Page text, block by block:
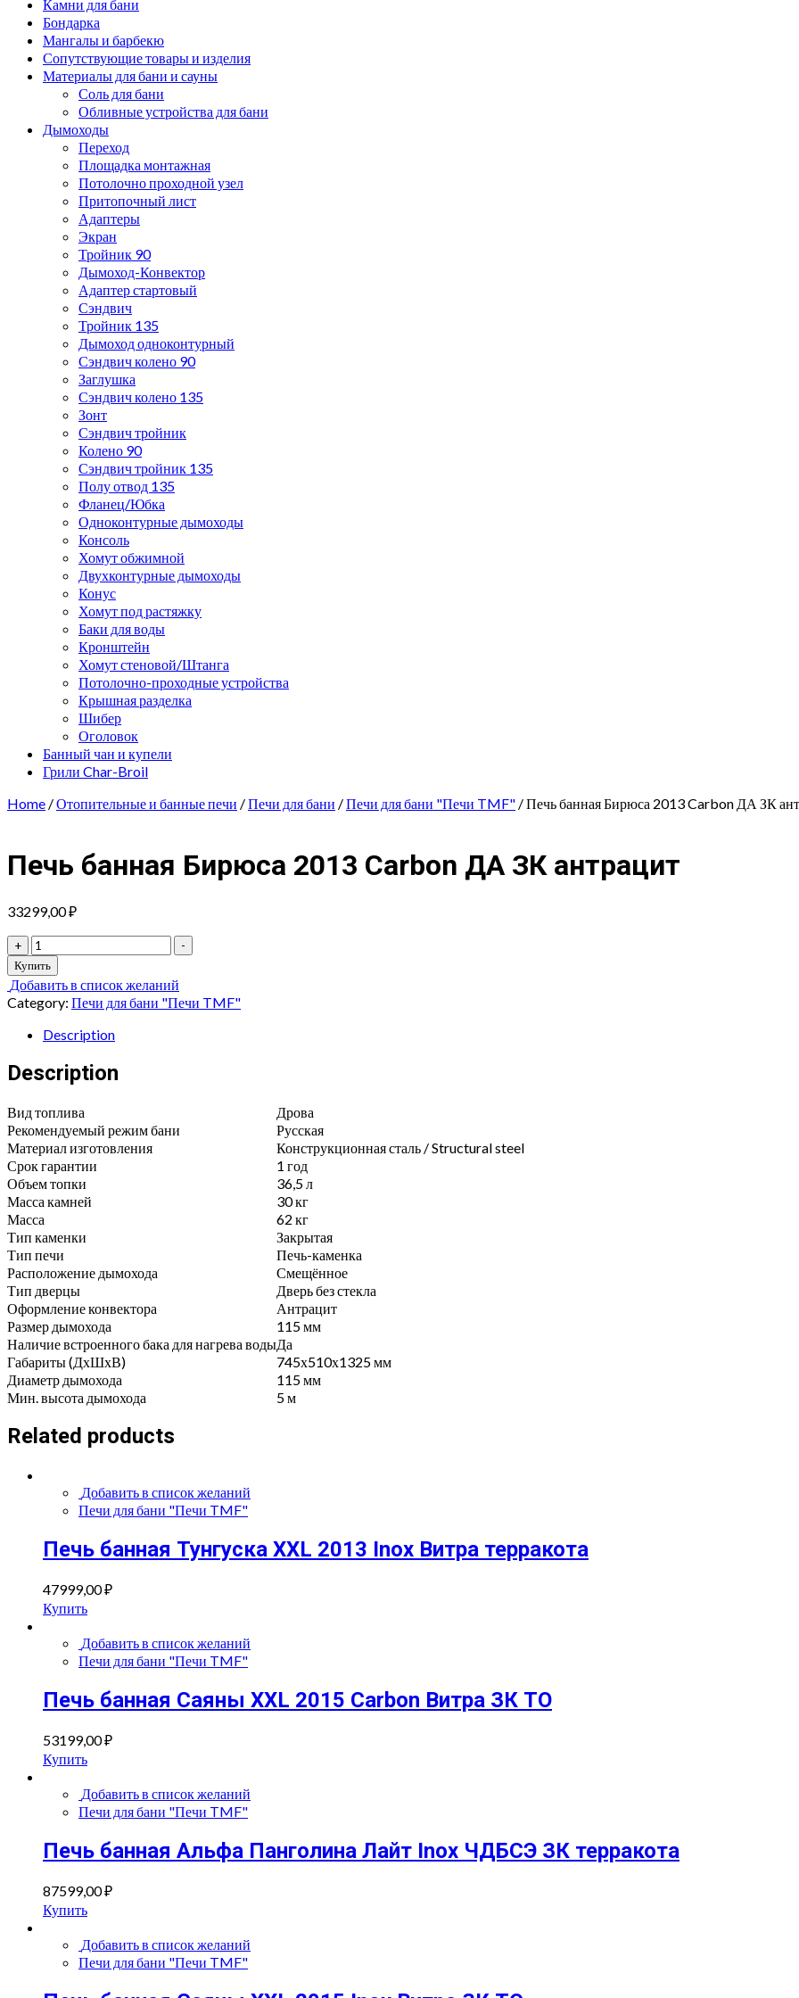
Камни для бани
Бондарка
Мангалы и барбекю
Сопутствующие товары и изделия
Материалы для бани и сауны
Соль для бани
Обливные устройства для бани
Дымоходы
Переход
Площадка монтажная
Потолочно проходной узел
Притопочный лист
Адаптеры
Экран
Тройник 90
Дымоход-Конвектор
Адаптер стартовый
Сэндвич
Тройник 135
Дымоход одноконтурный
Сэндвич колено 90
Заглушка
Сэндвич колено 135
Зонт
Сэндвич тройник
Колено 90
Сэндвич тройник 135
Полу отвод 135
Фланец/Юбка
Одноконтурные дымоходы
Консоль
Хомут обжимной
Двухконтурные дымоходы
Конус
Хомут под растяжку
Баки для воды
Кронштейн
Хомут стеновой/Штанга
Потолочно-проходные устройства
Крышная разделка
Шибер
Оголовок
Банный чан и купели
Грили Char-Broil
Home /Отопительные и банные печи /Печи для бани /Печи для бани "Печи TMF" / Печь банная Бирюса 2013 Carbon ДА ЗК
Печь банная Бирюса 2013 Carbon ДА ЗК антрацит
33299,00₽
+
Печь
банная
Бирюса
2013
Carbon
ДА
антрацит
quantity
-
Купить
Добавить в список желаний
Category: Печи для бани "Печи TMF"
Description
Description
Вид топлива
Дрова
Рекомендуемый режим бани
Русская
Материал изготовления
Конструкционная сталь / Structural steel
Срок гарантии
1 год
Объем топки
36,5 л
Масса камней
30 кг
Масса
62 кг
Тип каменки
Закрытая
Тип печи
Печь-каменка
Расположение дымохода
Смещённое
Тип дверцы
Дверь без стекла
Оформление конвектора
Антрацит
Размер дымохода
115 мм
Наличие встроенного бака для нагрева водыДа
Габариты (ДхШхВ)
745х510х1325 мм
Диаметр дымохода
115 мм
Мин. высота дымохода
5 м
Related products
Добавить в список желаний
Печи для бани "Печи TMF"
Печь банная Тунгуска XXL 2013 Inox Витра терракота
47999,00₽
Купить
Добавить в список желаний
Печи для бани "Печи TMF"
Печь банная Саяны XXL 2015 Carbon Витра ЗК ТО
53199,00₽
Купить
Добавить в список желаний
Печи для бани "Печи TMF"
Печь банная Альфа Панголина Лайт Inox ЧДБСЭ ЗК терракота
87599,00₽
Купить
Добавить в список желаний
Печи для бани "Печи TMF"